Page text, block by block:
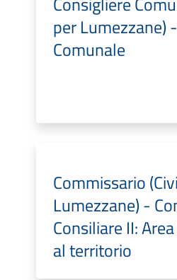
per Lumezzane)
Comunale
Commissario
Lumezzane) -
Consiliare II:
al territorio